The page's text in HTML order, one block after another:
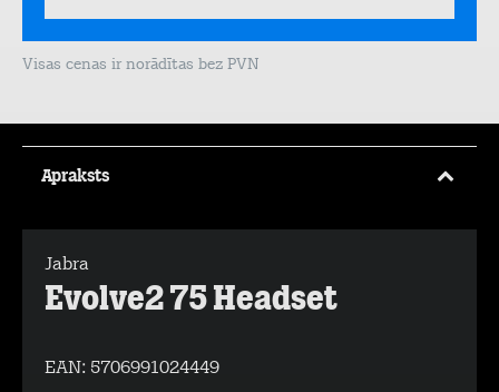
Visas cenas ir norādītas bez PVN
Apraksts
Jabra
Evolve2 75 Headset
EAN: 5706991024449